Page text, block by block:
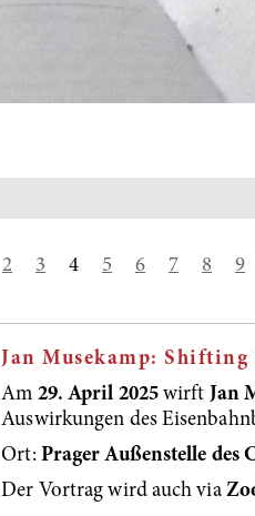
2 3 4 5 6 7 8 9
Jan Musekamp:
Am 29. April 2025wirft Jan
Auswirkungen des
Ort: Prager Außenstelle
Der Vortrag wird auch via